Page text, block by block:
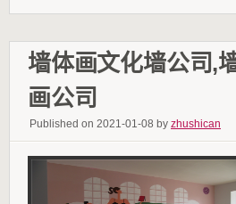
墙体画文化墙公司,
画公司
Published on 2021-01-08 by zhushican